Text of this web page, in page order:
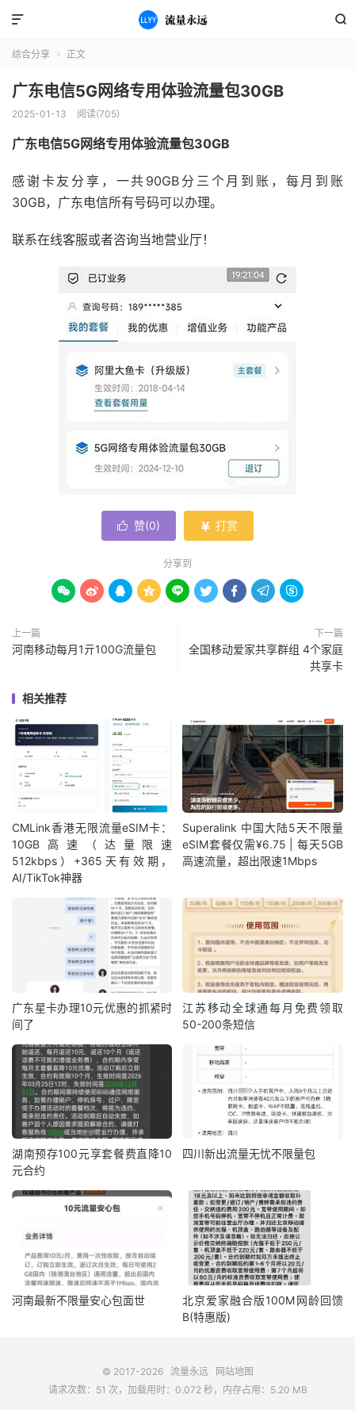


综合分享  正文
广东电信5G网络专用体验流量包30GB
2025-01-13 阅读(705)
广东电信5G网络专用体验流量包30GB
感谢卡友分享，一共90GB分三个月到账，每月到账
30GB，广东电信所有号码可以办理。
联系在线客服或者咨询当地营业厅！
 赞(0)  打赏
分享到
        
上一篇
河南移动每月1亓100G流量包
下一篇
全国移动爱家共享群组 4个家庭
共享卡
相关推荐
CMLink香港无限流量eSIM卡：
10GB高速（达量限速
512kbps）+365天有效期，
AI/TikTok神器
Superalink 中国大陆5天不限量
eSIM套餐仅需¥6.75 | 每天5GB
高速流量，超出限速1Mbps
广东星卡办理10元优惠的抓紧时
间了
江苏移动全球通每月免费领取
50-200条短信
湖南预存100元享套餐费直降10
元合约
四川新出流量无忧不限量包
河南最新不限量安心包面世
北京爱家融合版100M网龄回馈
B(特惠版)
© 2017-2026 流量永远
网站地图
请求次数：51 次，加载用时：0.072 秒，内存占用：5.20 MB